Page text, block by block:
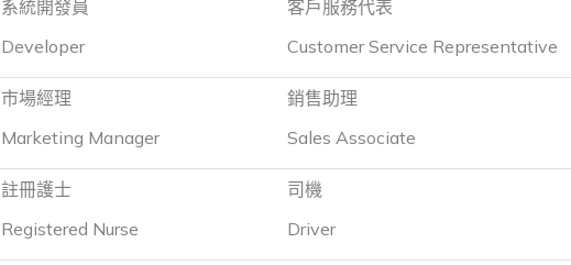
系統開發員
Developer
客戶服務代表
Customer Service Representative
市場經理
Marketing Manager
銷售助理
Sales Associate
註冊護士
Registered Nurse
司機
Driver